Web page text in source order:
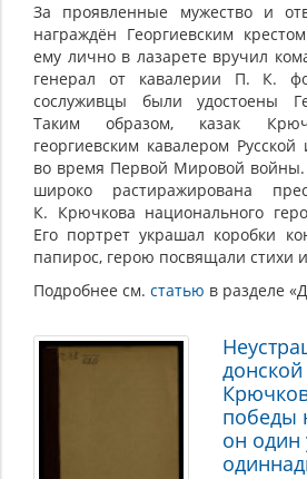
За проявленные мужество и
награждён Георгиевским
ему лично в лазарете вручил
генерал от кавалерии П. К.
сослуживцы были удостоены
Таким образом, казак
георгиевским кавалером
во время Первой Мировой войны.
широко растиражирована
К. Крючкова национального
Его портрет украшал коробки
папирос, герою посвящали стихи
Подробнее см. статью в разделе
донской
победы
он один